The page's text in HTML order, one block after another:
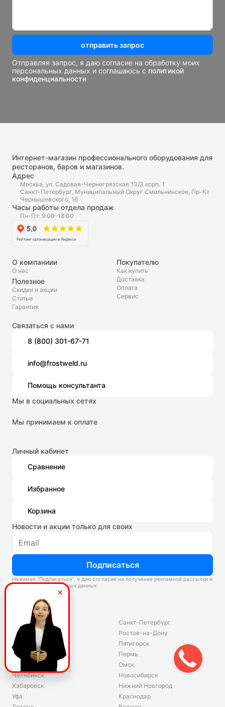
отправить запрос
Отправляя запрос, я даю согласие на обработку моих
персональных данных и соглашаюсь с политикой
конфиденциальности
Интернет-магазин профессионального оборудования для
ресторанов, баров и магазинов.
Адрес
Москва, ул. Садовая-Черногрязская 13/3 корп. 1
Санкт-Петербург, Муниципальный Округ Смольнинское, Пр-Кт
Чернышевского, 16
Часы работы отдела продаж
Пн-Пт: 9:00-18:00
О компаниии
О нас
Полезное
Скидки и акции
Статьи
Гарантия
Покупателю
Как купить
Доставка
Оплата
Сервис
Связаться с нами
8 (800) 301-67-71
info@frostweld.ru
Помощь консультанта
Мы в социальных сетях
Мы принимаем к оплате
Личный кабинет
Сравнение
Избранное
Корзина
Новости и акции только для своих
Подписаться
Нажимая “Подписаться”, я даю согласие на получение рекламной рассылки и
обработку персональных данных
Склады
Владивосток
Екатеринбург
Красноярск
Волгоград
Ярославль
Челябинск
Хабаровск
Уфа
Санкт-Петербург
Ростов-на-Дону
Пятигорск
Пермь
Омск
Новосибирск
Нижний Новгород
Краснодар